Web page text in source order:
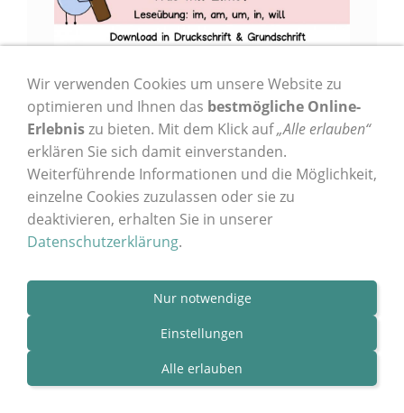
Leseheft Was macht Elmo?
Leseübung Klasse 1
Mini-Leseheft für Leseanfänger in Klasse 1,
DaZ-Unterricht oder Leseförderung in der
1,00 €*
Wir verwenden Cookies um unsere Website zu
optimieren und Ihnen das bestmögliche Online-
Erlebniszu bieten. Mit dem Klick auf„Alle erlauben“
erklären Sie sich damit einverstanden.
Weiterführende Informationen und die Möglichkeit,
einzelne Cookies zuzulassen oder sie zu
deaktivieren, erhalten Sie in unserer
Datenschutzerklärung.
Nur notwendige
Einstellungen
Alle erlauben